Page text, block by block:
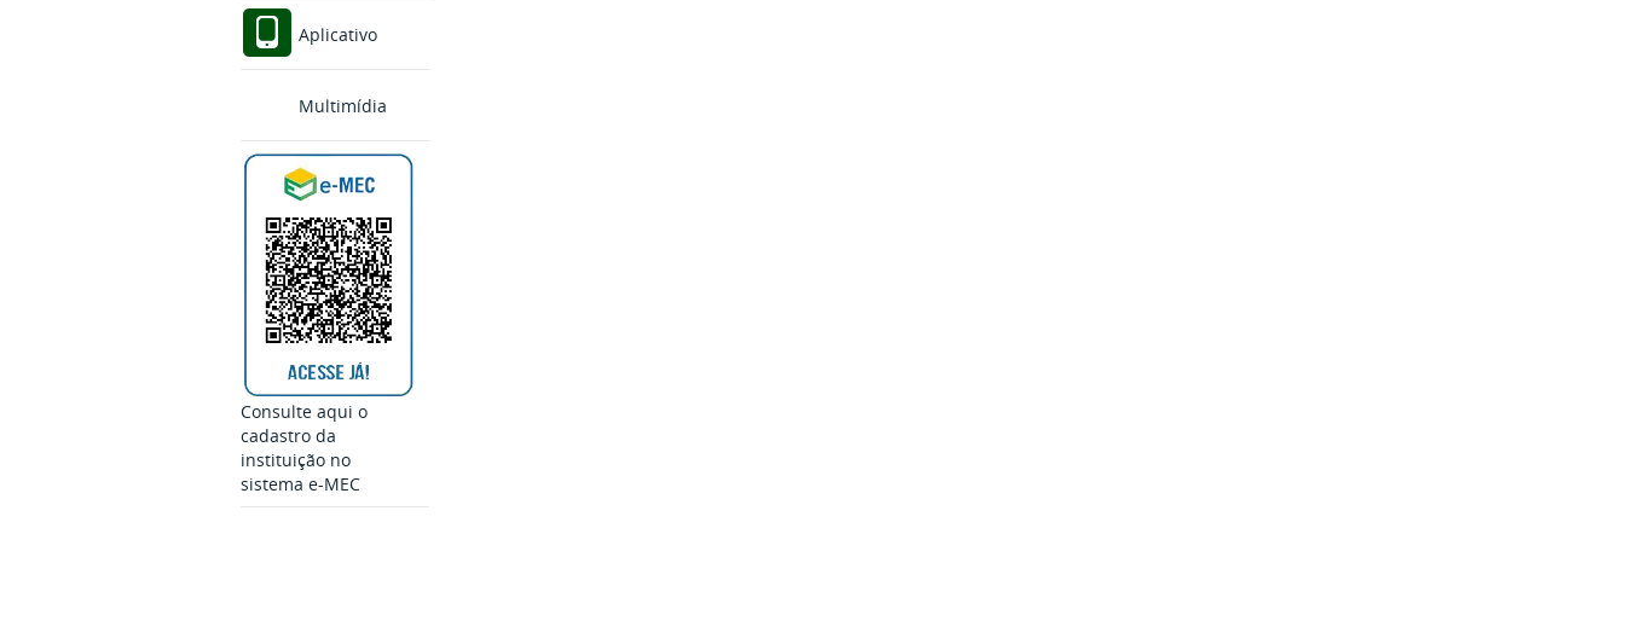
Aplicativo
Multimídia
Consulte aqui o
cadastro da
instituição no
sistema e-MEC